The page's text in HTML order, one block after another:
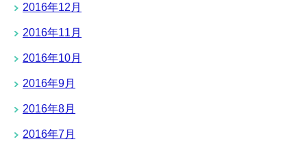
2016年12月
2016年11月
2016年10月
2016年9月
2016年8月
2016年7月